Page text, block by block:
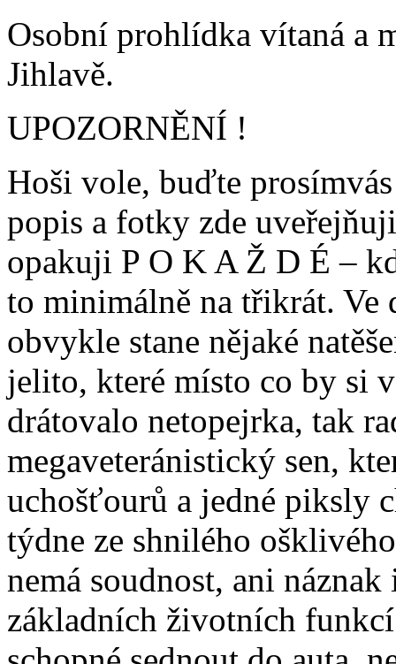
Osobní prohlídka vítaná a
Jihlavě.
UPOZORNĚNÍ !
Hoši vole, buďte
popis a fotky zde
opakuji P O K A Ž D É –
to minimálně na třikrát. Ve
obvykle stane nějaké
jelito, které místo co by si
drátovalo netopejrka, tak
megaveteránistický sen,
uchošťourů a jedné piksly
týdne ze shnilého
nemá soudnost, ani
základních životních